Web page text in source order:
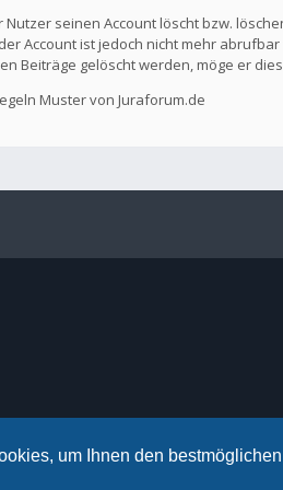
um Ihnen den
Nutzer seinen Account löscht bzw.
Account ist jedoch nicht mehr
Beiträge gelöscht werden, möge er
Muster von Juraforum.de